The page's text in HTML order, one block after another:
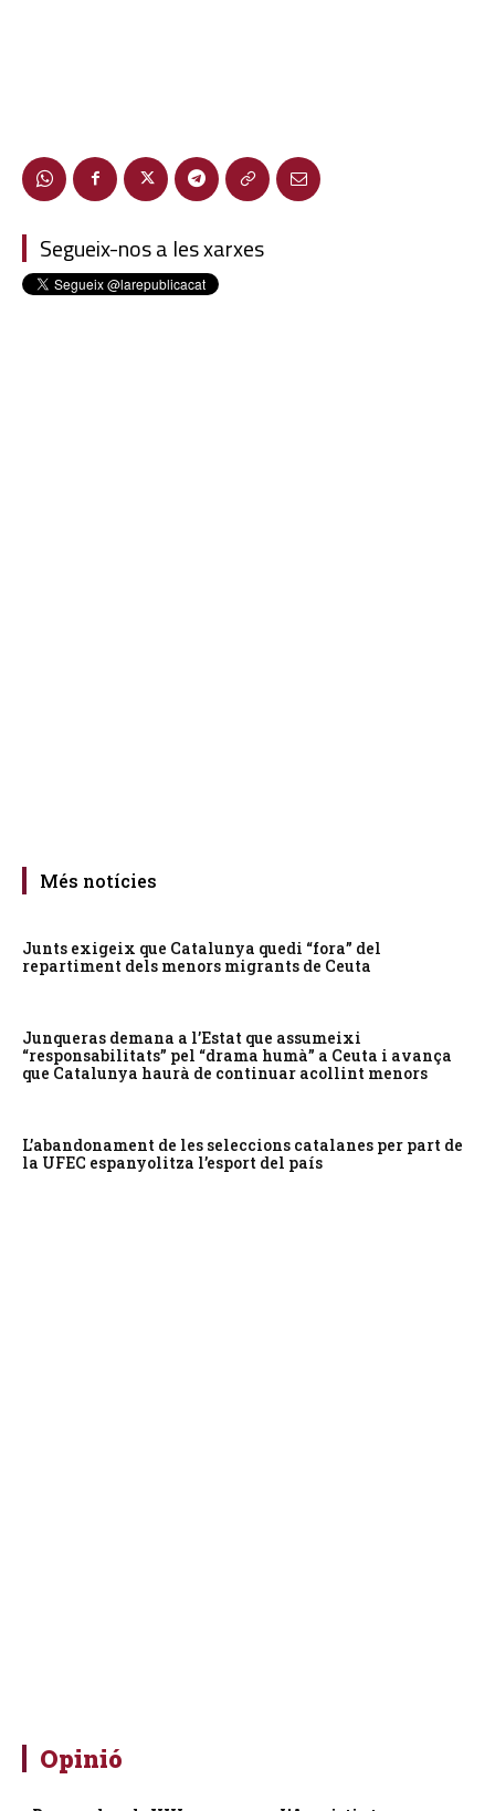
Segueix-nos a les xarxes
Més notícies
Junts exigeix que Catalunya quedi “fora” del
repartiment dels menors migrants de Ceuta
Junqueras demana a l’Estat que assumeixi
“responsabilitats” pel “drama humà” a Ceuta i avança
que Catalunya haurà de continuar acollint menors
L’abandonament de les seleccions catalanes per part de
la UFEC espanyolitza l’esport del país
Opinió